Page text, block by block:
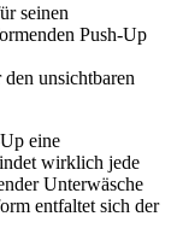
seinen
Push-Up
unsichtbaren
eine
wirklich jede
Unterwäsche
entfaltet sich der